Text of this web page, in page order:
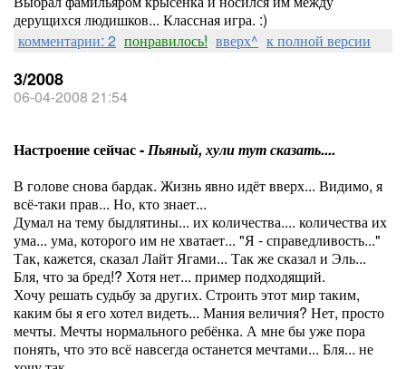
дерущихся людишков... Классная игра. :)
комментарии: 2 понравилось! вверх^ к полной версии
3/2008
06-04-2008 21:54
Настроение сейчас -Пьяный, хули тут сказать....
В голове снова бардак. Жизнь явно идёт вверх... Видимо, я
всё-таки прав... Но, кто знает...
Думал на тему быдлятины... их количества.... количества их
ума... ума, которого им не хватает... "Я - справедливость..."
Так, кажется, сказал Лайт Ягами... Так же сказал и Эль...
Бля, что за бред!? Хотя нет... пример подходящий.
Хочу решать судьбу за других. Строить этот мир таким,
каким бы я его хотел видеть... Мания величия? Нет, просто
мечты. Мечты нормального ребёнка. А мне бы уже пора
понять, что это всё навсегда останется мечтами... Бля... не